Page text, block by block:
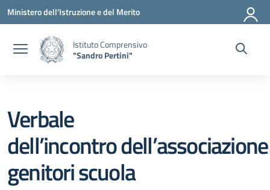
Vai ai contenuti
Vai al menu di navigazione
Vai al footer
Ministero dell'Istruzione e del Merito
Istituto Comprensivo
"Sandro Pertini"
Verbale
dell’incontro dell’associazione
genitori scuola